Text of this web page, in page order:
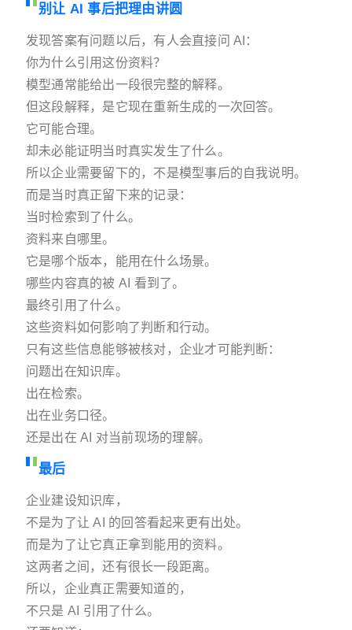
别让 AI 事后把理由讲圆
发现答案有问题以后，有人会直接问 AI：
你为什么引用这份资料？
模型通常能给出一段很完整的解释。
但这段解释，是它现在重新生成的一次回答。
它可能合理。
却未必能证明当时真实发生了什么。
所以企业需要留下的，不是模型事后的自我说明。
而是当时真正留下来的记录：
当时检索到了什么。
资料来自哪里。
它是哪个版本，能用在什么场景。
哪些内容真的被 AI 看到了。
最终引用了什么。
这些资料如何影响了判断和行动。
只有这些信息能够被核对，企业才可能判断：
问题出在知识库。
出在检索。
出在业务口径。
还是出在 AI 对当前现场的理解。
最后
企业建设知识库，
不是为了让 AI 的回答看起来更有出处。
而是为了让它真正拿到能用的资料。
这两者之间，还有很长一段距离。
所以，企业真正需要知道的，
不只是 AI 引用了什么。